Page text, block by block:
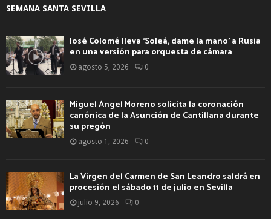
SEMANA SANTA SEVILLA
José Colomé lleva ‘Soleá, dame la mano’ a Rusia
en una versión para orquesta de cámara
agosto 5, 2026 0
Miguel Ángel Moreno solicita la coronación
canónica de la Asunción de Cantillana durante
su pregón
agosto 1, 2026 0
La Virgen del Carmen de San Leandro saldrá en
procesión el sábado 11 de julio en Sevilla
julio 9, 2026 0